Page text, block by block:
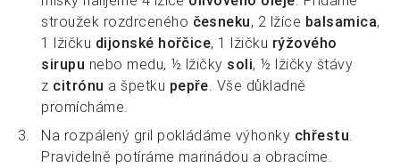
stroužek rozdrceného česneku, 2 lžíce balsamica,
1 lžičku dijonské hořčice, 1 lžičku rýžového
sirupu nebo medu, ½ lžičky soli, ½ lžičky štávy
z citrónu a špetku pepře. Vše důkladně
promícháme.
Na rozpálený gril pokládáme výhonky chřestu.
Pravidelně potíráme marinádou a obracíme.